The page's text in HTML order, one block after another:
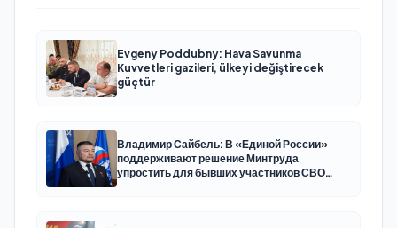
Evgeny Poddubny: Hava Savunma
Kuvvetleri gazileri, ülkeyi değiştirecek
güçtür
Владимир Сайбель: В «Единой России»
поддерживают решение Минтруда
упростить для бывших участников СВО